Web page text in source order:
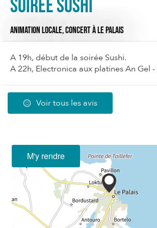
Soirée Sushi
ANIMATION LOCALE,CONCERTÀ LE PALAIS
A 19h, début de la soirée Sushi.
A 22h, Electronica aux platines An Gel -
Voir tous les avis
M'y rendre